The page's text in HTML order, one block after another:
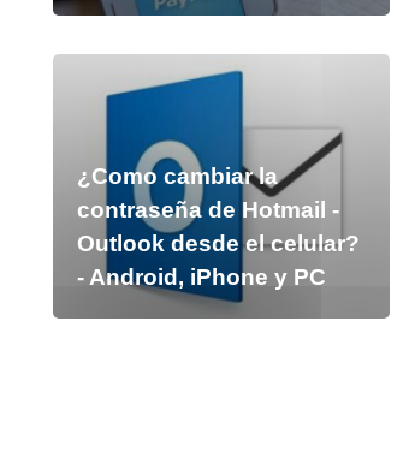
¿Como cambiar la
contraseña de Hotmail -
Outlook desde el celular?
- Android, iPhone y PC